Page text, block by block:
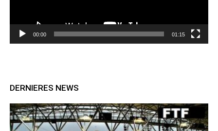
00:00 01:15
DERNIERES NEWS